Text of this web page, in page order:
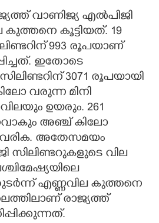
വാണിജ്യ എല്‍പിജി
കുത്തനെ കൂട്ടിയത്. 19
993 രൂപയാണ്
ഇതോടെ
3071 രൂപയായി
വരുന്ന മിനി
ഉയരും. 261
അഞ്ച് കിലോ
അതേസമയം
സിലിണ്ടറുകളുടെ വില
എണ്ണവില കുത്തനെ
രാജ്യത്ത്